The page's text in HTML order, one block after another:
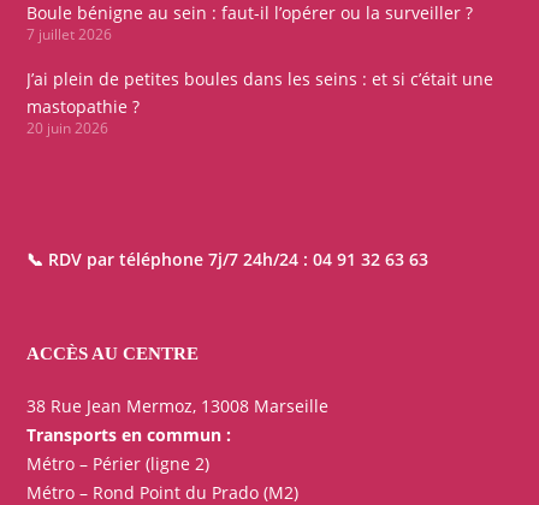
Boule bénigne au sein : faut-il l’opérer ou la surveiller ?
7 juillet 2026
J’ai plein de petites boules dans les seins : et si c’était une
mastopathie ?
20 juin 2026
📞 RDV par téléphone 7j/7 24h/24 : 04 91 32 63 63
ACCÈS AU CENTRE
38 Rue Jean Mermoz, 13008 Marseille
Transports en commun :
Métro – Périer (ligne 2)
Métro – Rond Point du Prado (M2)